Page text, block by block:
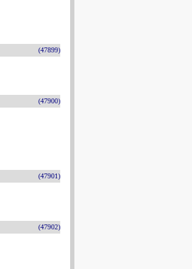
(47899)
(47900)
(47901)
(47902)